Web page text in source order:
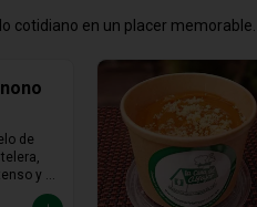
cotidiano en un placer memorable.
de
y